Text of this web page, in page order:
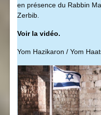
en présence du Rabbin
Zerbib.
Voir la vidéo.
Yom Hazikaron / Yom